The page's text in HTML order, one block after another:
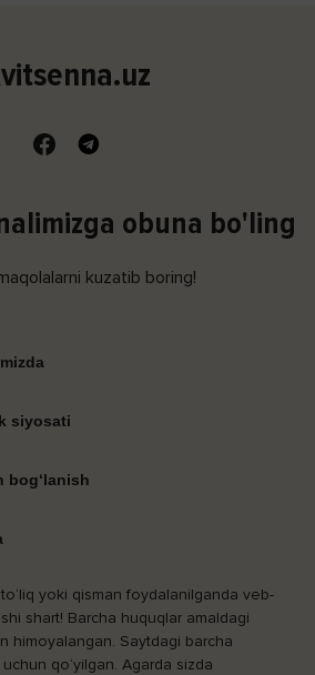
obuna bo'ling
kuzatib boring!
siyosati
bog‘lanish
yoki qisman foydalanilganda veb-
shart! Barcha huquqlar amaldagi
himoyalangan. Saytdagi barcha
qo‘yilgan. Agarda sizda